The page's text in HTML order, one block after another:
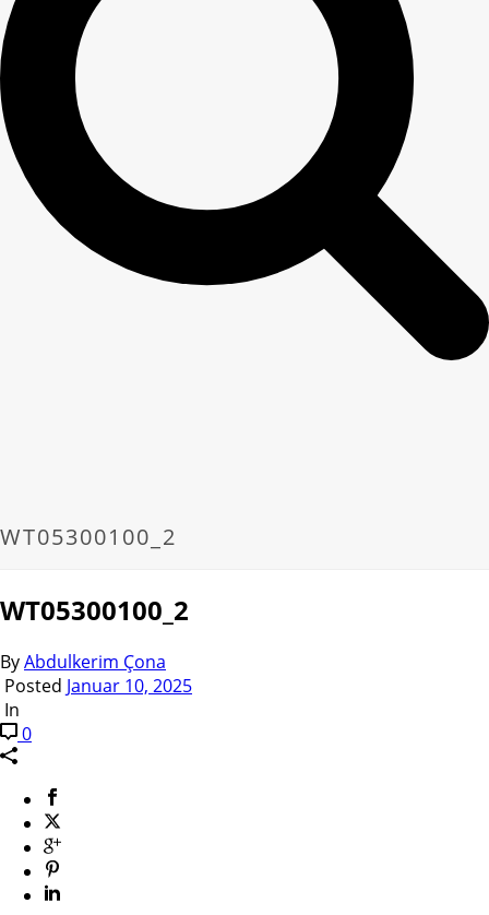
WT05300100_2
WT05300100_2
ByAbdulkerim Çona
Posted Januar 10, 2025
In
0